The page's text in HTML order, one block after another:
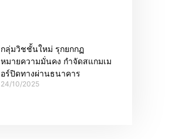
กลุ่มวิชชั้นใหม่ รุกยกกฏ
หมายความมั่นคง กำจัดสแกมเม
อร์ปิดทางผ่านธนาคาร
24/10/2025